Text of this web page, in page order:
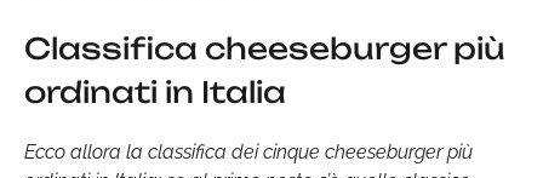
Classifica cheeseburger più
ordinati in Italia
Ecco allora la classifica dei cinque cheeseburger più